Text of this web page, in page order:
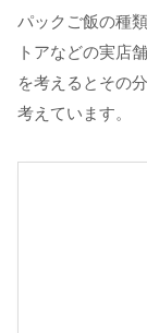
パックご飯の種
トアなどの実店
を考えるとその
考えています。